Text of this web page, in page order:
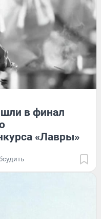
в финал
«Лавры»